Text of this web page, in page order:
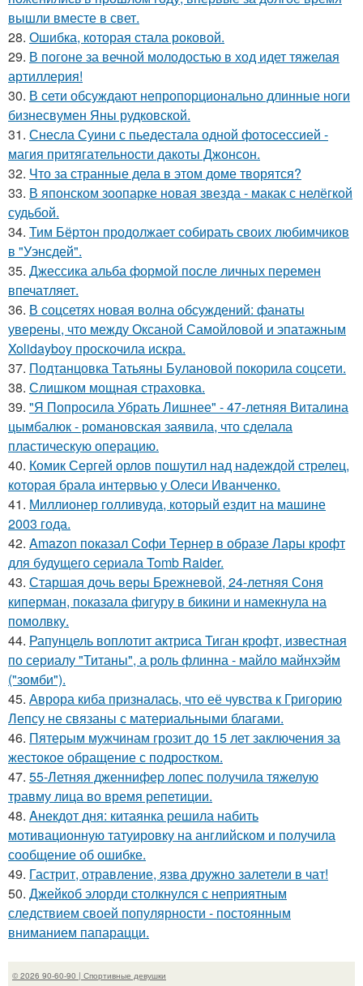
вышли вместе в свет.
28. Ошибка, которая стала роковой.
29. В погоне за вечной молодостью в ход идет тяжелая
артиллерия!
30. В сети обсуждают непропорционально длинные ноги
бизнесвумен Яны рудковской.
31. Снесла Суини с пьедестала одной фотосессией -
магия притягательности дакоты Джонсон.
32. Что за странные дела в этом доме творятся?
33. В японском зоопарке новая звезда - макак с нелёгкой
судьбой.
34. Тим Бёртон продолжает собирать своих любимчиков
в "Уэнсдей".
35. Джессика альба формой после личных перемен
впечатляет.
36. В соцсетях новая волна обсуждений: фанаты
уверены, что между Оксаной Самойловой и эпатажным
Xolidayboy проскочила искра.
37. Подтанцовка Татьяны Булановой покорила соцсети.
38. Слишком мощная страховка.
39. "Я Попросила Убрать Лишнее" - 47-летняя Виталина
цымбалюк - романовская заявила, что сделала
пластическую операцию.
40. Комик Сергей орлов пошутил над надеждой стрелец,
которая брала интервью у Олеси Иванченко.
41. Миллионер голливуда, который ездит на машине
2003 года.
42. Amazon показал Софи Тернер в образе Лары крофт
для будущего сериала Tomb Raider.
43. Старшая дочь веры Брежневой, 24-летняя Соня
киперман, показала фигуру в бикини и намекнула на
помолвку.
44. Рапунцель воплотит актриса Тиган крофт, известная
по сериалу "Титаны", а роль флинна - майло майнхэйм
("зомби").
45. Аврора киба призналась, что её чувства к Григорию
Лепсу не связаны с материальными благами.
46. Пятерым мужчинам грозит до 15 лет заключения за
жестокое обращение с подростком.
47. 55-Летняя дженнифер лопес получила тяжелую
травму лица во время репетиции.
48. Aнекдот дня: китаянка решила набить
мотивационную татуировку на английском и получила
сообщение об ошибке.
49. Гастрит, отравление, язва дружно залетели в чат!
50. Джейкоб элорди столкнулся с неприятным
следствием своей популярности - постоянным
вниманием папарацци.
© 2026 90-60-90 | Спортивные девушки